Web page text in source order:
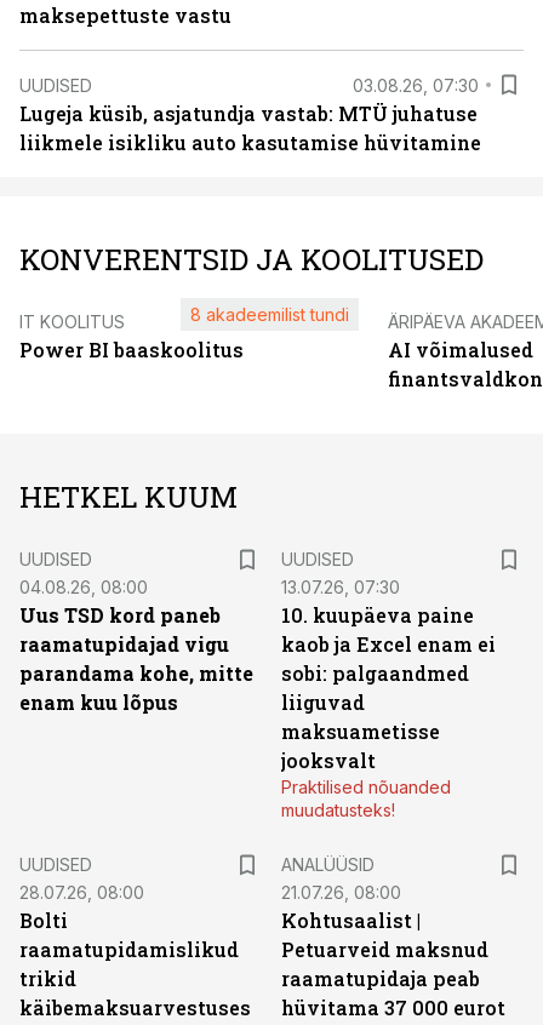
maksepettuste vastu
UUDISED 03.08.26, 07:30
Lugeja küsib, asjatundja vastab: MTÜ juhatuse
liikmele isikliku auto kasutamise hüvitamine
KONVERENTSID JA KOOLITUSED
IT KOOLITUS
Power BI baaskoolitus
8 akadeemilist tundi ÄRIPÄEVA
AI võimalused
HETKEL KUUM
UUDISED
04.08.26, 08:00
Uus TSD kord paneb
raamatupidajad vigu
parandama kohe, mitte
enam kuu lõpus
UUDISED
13.07.26, 07:30
10. kuupäeva paine
kaob ja Excel enam ei
sobi: palgaandmed
liiguvad
maksuametisse
jooksvalt
Praktilised nõuanded
muudatusteks!
UUDISED
28.07.26, 08:00
Bolti
raamatupidamislikud
trikid
käibemaksuarvestuses
ANALÜÜSID
21.07.26, 08:00
Kohtusaalist |
Petuarveid maksnud
raamatupidaja peab
hüvitama 37 000 eurot